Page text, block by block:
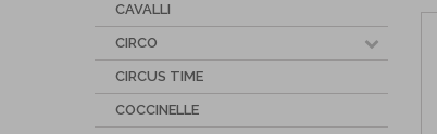
CAVALLI
CIRCO
CIRCUS TIME
COCCINELLE